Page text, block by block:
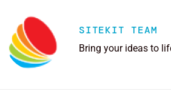
SITEKIT TEAM
Bring your ideas to